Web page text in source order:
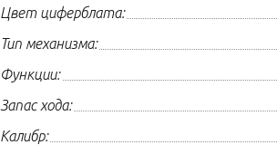
Цвет циферблата:
Тип механизма:
Функции:
Запас хода:
Калибр: